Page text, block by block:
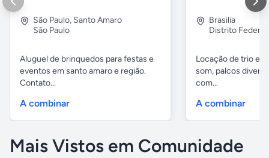
São Paulo, Santo Amaro
São Paulo
Aluguel de brinquedos para festas e
eventos em santo amaro e região.
Contato...
A combinar
Brasilia
Distrito Federal
Locação de trio
som, palcos
com...
A combinar
Mais Vistos em Comunidade